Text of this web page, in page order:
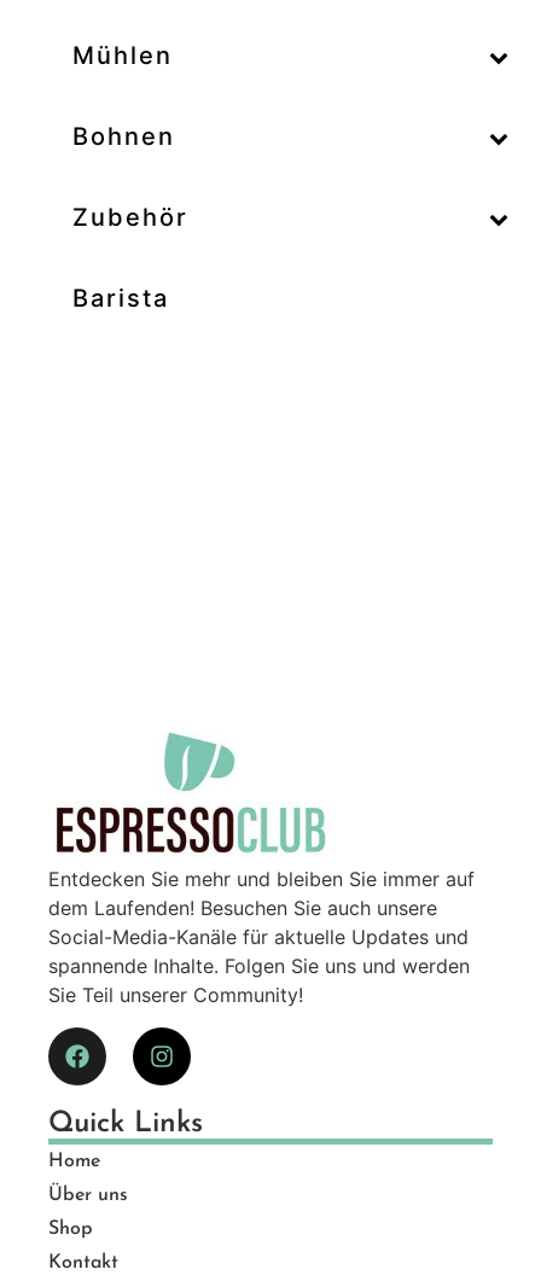
Mühlen
–
Bohnen
–
Zubehör
Barista
Entdecken Sie mehr und bleiben Sie immer auf
dem Laufenden! Besuchen Sie auch unsere
Social-Media-Kanäle für aktuelle Updates und
spannende Inhalte. Folgen Sie uns und werden
Sie Teil unserer Community!
Quick Links
Home
Über uns
Shop
Kontakt